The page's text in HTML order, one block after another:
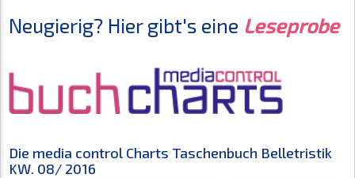
Neugierig? Hier gibt's eine Leseprobe
Die media control Charts Taschenbuch Belletristik
KW. 08/ 2016